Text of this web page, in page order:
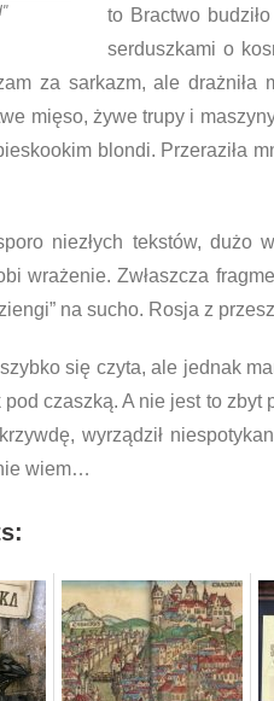
to Bractwo
serduszkami o
za sarkazm, ale
mięso, żywe trupy i
blondi. Przeraziła
niezłych tekstów, dużo
wrażenie. Zwłaszcza
na sucho. Rosja z
się czyta, ale jednak
czaszką. A nie jest to
wyrządził
wiem…